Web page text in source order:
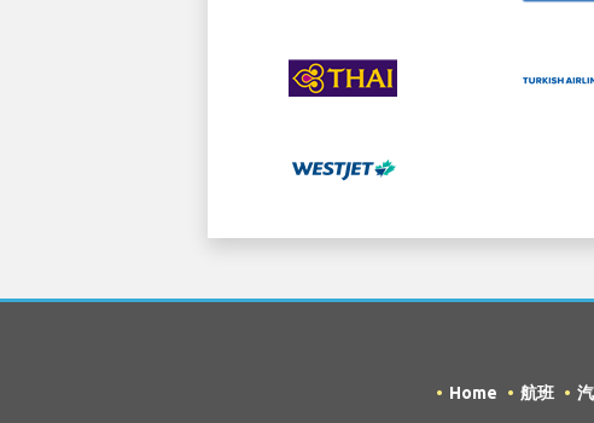
Home 航班